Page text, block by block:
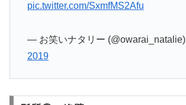
pic.twitter.com/SxmfMS2Afu
— お笑いナタリー (@owarai_natalie)
2019